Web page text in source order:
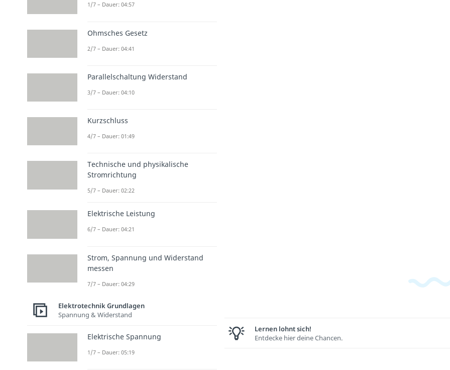
Lernen lohnt sich!
Entdecke hier deine Chancen.
1/7 – Dauer: 04:57
Ohmsches Gesetz
2/7 – Dauer: 04:41
Parallelschaltung Widerstand
3/7 – Dauer: 04:10
Kurzschluss
4/7 – Dauer: 01:49
Technische und physikalische
Stromrichtung
5/7 – Dauer: 02:22
Elektrische Leistung
6/7 – Dauer: 04:21
Strom, Spannung und Widerstand
messen
7/7 – Dauer: 04:29
Elektrotechnik Grundlagen
Spannung & Widerstand
Elektrische Spannung
1/7 – Dauer: 05:19